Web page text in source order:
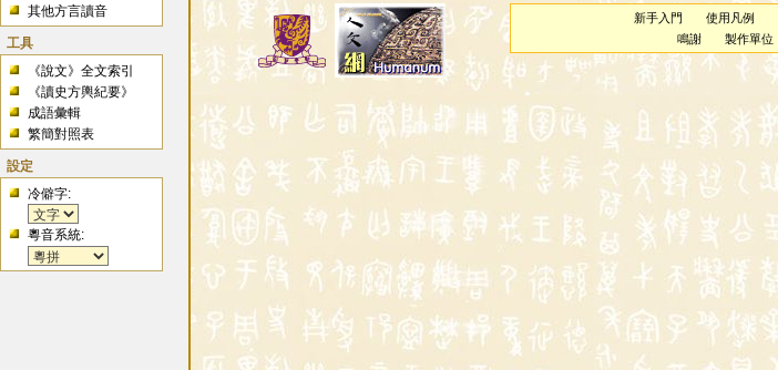
其他方言讀音
工具
《說文》全文索引
《讀史方輿紀要》
成語彙輯
繁簡對照表
設定
冷僻字:
粵音系統:
新手入門 使用凡例
鳴謝
製作單位